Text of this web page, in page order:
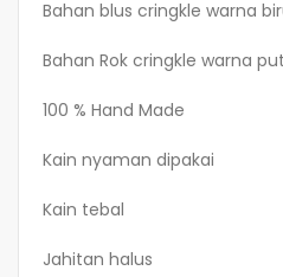
Bahan blus cringkle warna
Bahan Rok cringkle warna
100 % Hand Made
Kain nyaman dipakai
Kain tebal
Jahitan halus